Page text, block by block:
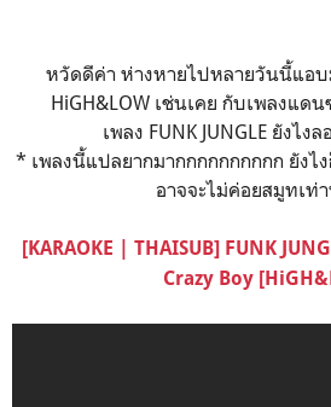
หวัดดีค่า ห่างหายไปหลายวันนี้แอบ
HiGH&LOW เช่นเคย กับเพลงแด
เพลง FUNK JUNGLE ยังไง
* เพลงนี้แปลยากมากกกกกกกกกก ยังไ
อาจจะไม่ค่อยสมูทเท่
[KARAOKE | THAISUB] FUNK
Crazy Boy